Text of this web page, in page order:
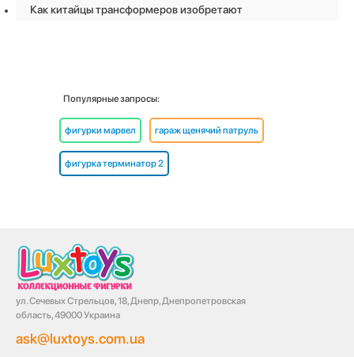
Как китайцы трансформеров изобретают
Популярные запросы:
фигурки марвел гараж щенячий патруль
фигурка терминатор 2
ул. Сечевых Стрельцов, 18, Днепр, Днепропетровская
область, 49000 Украина
ask@luxtoys.com.ua